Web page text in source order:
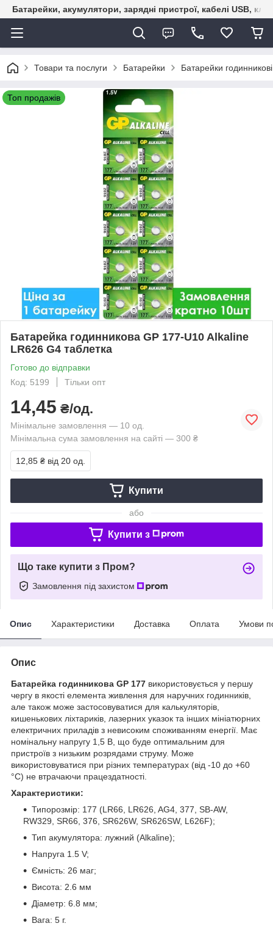
Батарейки, акумулятори, зарядні пристрої, кабелі USB,
Товари та послуги Батарейки Батарейки годинникові
Топ продажів
Батарейка годинникова GP 177-U10 Alkaline
LR626 G4 таблетка
Готово до відправки
Код: 5199
Тільки опт
14,45 ₴/од.
Мінімальне замовлення — 10 од.
Мінімальна сума замовлення на сайті — 300 ₴
12,85 ₴ від 20 од.
Купити
або
Купити з
Що таке купити з Пром?
Замовлення під захистом
Опис Характеристики Доставка Оплата Умови
Опис
Батарейка годинникова GP 177 використовується у першу
чергу в якості елемента живлення для наручних годинників,
але також може застосовуватися для калькуляторів,
кишенькових ліхтариків, лазерних указок та інших мініатюрних
електричних приладів з невисоким споживанням енергії. Має
номінальну напругу 1,5 В, що буде оптимальним для
пристроїв з низьким розрядами струму. Може
використовуватися при різних температурах (від -10 до +60
°C) не втрачаючи працездатності.
Характеристики:
Типорозмір: 177 (LR66, LR626, AG4, 377, SB-AW,
RW329, SR66, 376, SR626W, SR626SW, L626F);
Тип акумулятора: лужний (Alkaline);
Напруга 1.5 V;
Ємність: 26 маг;
Висота: 2.6 мм
Діаметр: 6.8 мм;
Вага: 5 г.